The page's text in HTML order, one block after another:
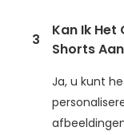
3
Kan Ik Het
Shorts
Ja, u kunt